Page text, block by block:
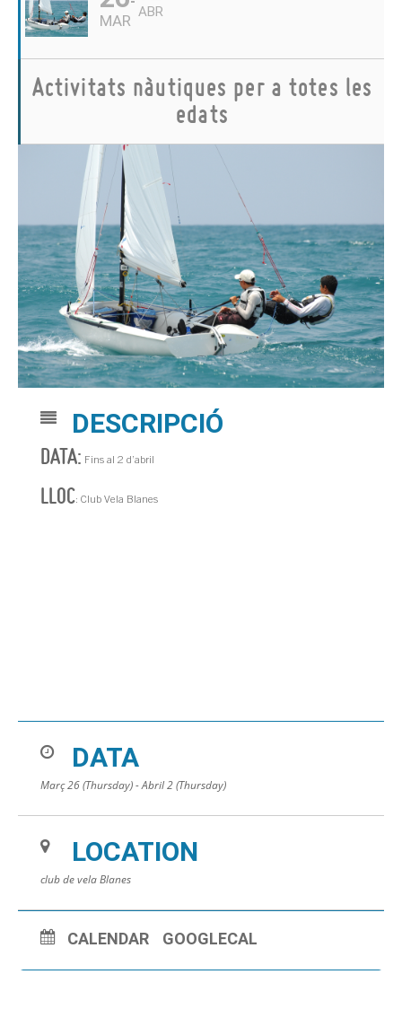
MAR ABR
Activitats nàutiques per a totes les
edats
DESCRIPCIÓ
DATA: Fins al 2 d’abril
LLOC: Club Vela Blanes
DATA
Març 26 (Thursday) - Abril 2 (Thursday)
LOCATION
club de vela Blanes
CALENDAR GOOGLECAL